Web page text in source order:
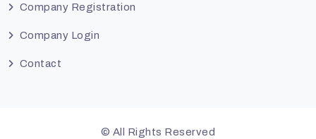
Company Registration
Company Login
Contact
© All Rights Reserved